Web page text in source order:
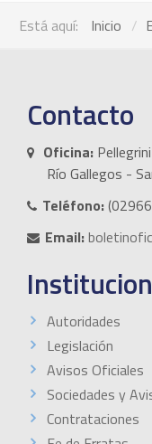
Está aquí: Inicio
Contacto
Oficina:
Río Gallegos -
Teléfono:
Email:
Autoridades
Legislación
Avisos Oficiales
Sociedades y
Contrataciones